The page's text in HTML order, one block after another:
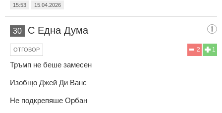
15:53 15.04.2026
30 С Една Дума
1
2
ОТГОВОР
Тръмп не беше замесен
Изобщо Джей Ди Ванс
Не подкрепяше Орбан